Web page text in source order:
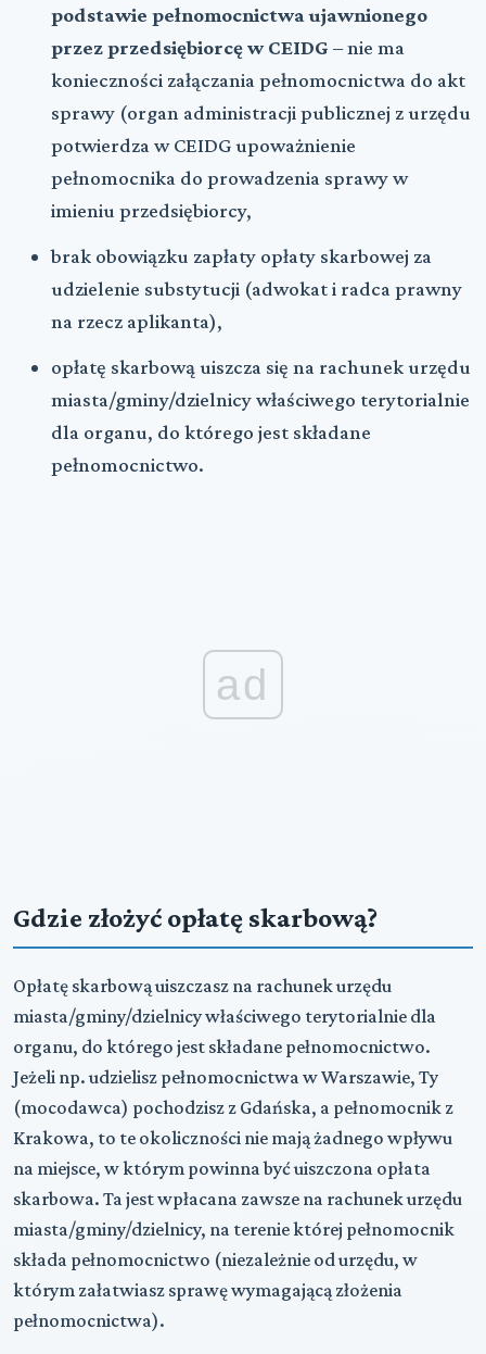
podstawie pełnomocnictwa ujawnionego
przez przedsiębiorcę w CEIDG – nie ma
konieczności załączania pełnomocnictwa do akt
sprawy (organ administracji publicznej z urzędu
potwierdza w CEIDG upoważnienie
pełnomocnika do prowadzenia sprawy w
imieniu przedsiębiorcy,
brak obowiązku zapłaty opłaty skarbowej za
udzielenie substytucji (adwokat i radca prawny
na rzecz aplikanta),
opłatę skarbową uiszcza się na rachunek urzędu
miasta/gminy/dzielnicy właściwego terytorialnie
dla organu, do którego jest składane
pełnomocnictwo.
ad
Gdzie złożyć opłatę skarbową?
Opłatę skarbową uiszczasz na rachunek urzędu
miasta/gminy/dzielnicy właściwego terytorialnie dla
organu, do którego jest składane pełnomocnictwo.
Jeżeli np. udzielisz pełnomocnictwa w Warszawie, Ty
(mocodawca) pochodzisz z Gdańska, a pełnomocnik z
Krakowa, to te okoliczności nie mają żadnego wpływu
na miejsce, w którym powinna być uiszczona opłata
skarbowa. Ta jest wpłacana zawsze na rachunek urzędu
miasta/gminy/dzielnicy, na terenie której pełnomocnik
składa pełnomocnictwo (niezależnie od urzędu, w
którym załatwiasz sprawę wymagającą złożenia
pełnomocnictwa).